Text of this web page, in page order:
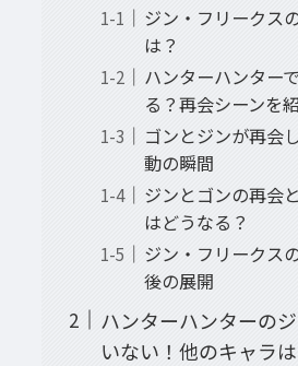
ジン・フリークス
は？
ハンターハンター
る？再会シーンを
ゴンとジンが再会
動の瞬間
ジンとゴンの再会
はどうなる？
ジン・フリークス
後の展開
ハンターハンターの
いない！他のキャラ